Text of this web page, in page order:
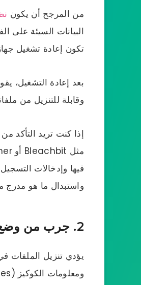
من المرجح أن يكون
البيانات السيئة على
تكون إعادة تشغيل
بعد إعادة التشغيل،
وقابلة للتنزيل من
فيها وإدخالات
واستبدال ما هو مدرج
2. جرب من وضع التصفح المتخفي
يؤدي تنزيل الملفات
ومعلومات الكوكيز (Cookies) وسجل التنزيل.